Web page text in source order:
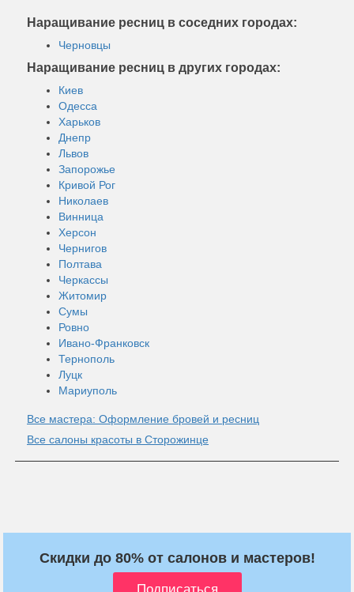
Наращивание ресниц в соседних городах:
Черновцы
Наращивание ресниц в других городах:
Киев
Одесса
Харьков
Днепр
Львов
Запорожье
Кривой Рог
Николаев
Винница
Херсон
Чернигов
Полтава
Черкассы
Житомир
Сумы
Ровно
Ивано-Франковск
Тернополь
Луцк
Мариуполь
Все мастера: Оформление бровей и ресниц
Все салоны красоты в Сторожинце
Скидки до 80% от салонов и мастеров!